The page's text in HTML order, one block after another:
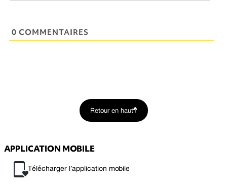
0 COMMENTAIRES
Retour en haut
APPLICATION MOBILE
Télécharger l’application mobile